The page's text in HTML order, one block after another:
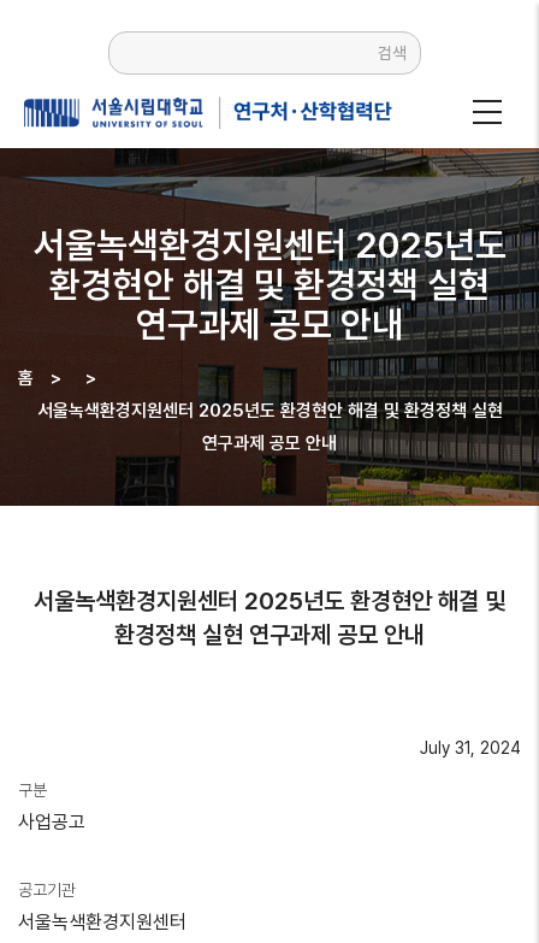
검색
서울녹색환경지원센터 2025년도
환경현안 해결 및 환경정책 실현
연구과제 공모 안내
이동
홈 >
>
서울녹색환경지원센터 2025년도 환경현안 해결 및 환경정책 실현
연구과제 공모 안내
서울녹색환경지원센터 2025년도 환경현안 해결 및
환경정책 실현 연구과제 공모 안내
July 31, 2024
구분
사업공고
공고기관
서울녹색환경지원센터